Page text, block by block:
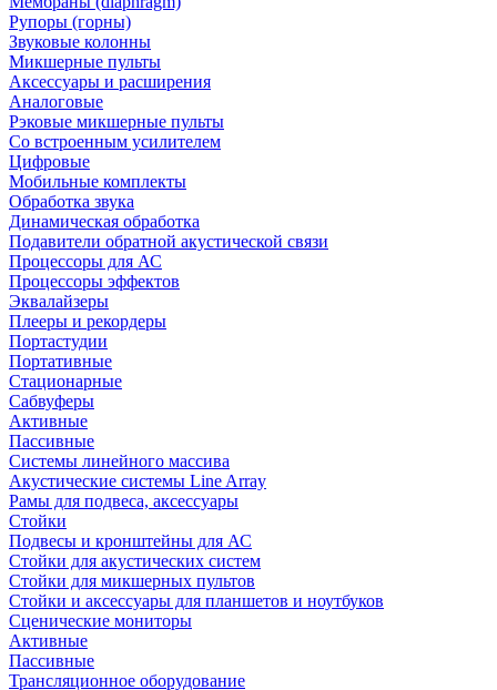
Рупоры (горны)
Звуковые колонны
Микшерные пульты
Аксессуары и расширения
Аналоговые
Рэковые микшерные пульты
Со встроенным усилителем
Цифровые
Мобильные комплекты
Обработка звука
Динамическая обработка
Подавители обратной акустической связи
Процессоры для АС
Процессоры эффектов
Эквалайзеры
Плееры и рекордеры
Портастудии
Портативные
Стационарные
Сабвуферы
Активные
Пассивные
Системы линейного массива
Акустические системы Line Array
Рамы для подвеса, аксессуары
Стойки
Подвесы и кронштейны для АС
Стойки для акустических систем
Стойки для микшерных пультов
Стойки и аксессуары для планшетов и ноутбуков
Сценические мониторы
Активные
Пассивные
Трансляционное оборудование